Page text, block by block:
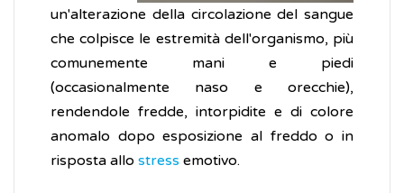
un'alterazione della circolazione del sangue
che colpisce le estremità dell'organismo, più
comunemente mani e piedi
(occasionalmente naso e orecchie),
rendendole fredde, intorpidite e di colore
anomalo dopo esposizione al freddo o in
risposta allo stress emotivo.